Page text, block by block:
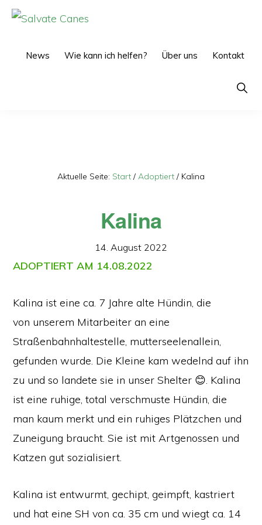
Zur
Zum
News Wie kann ich helfen? Über uns Kontakt
Show
Aktuelle Seite: Start / Adoptiert / Kalina
Kalina
14. August 2022
ADOPTIERT AM 14.08.2022
Kalina ist eine ca. 7 Jahre alte Hündin, die
von unserem Mitarbeiter an eine
Straßenbahnhaltestelle, mutterseelenallein,
gefunden wurde. Die Kleine kam wedelnd auf ihn
zu und so landete sie in unser Shelter 😊. Kalina
ist eine ruhige, total verschmuste Hündin, die
man kaum merkt und ein ruhiges Plätzchen und
Zuneigung braucht. Sie ist mit Artgenossen und
Katzen gut sozialisiert.
Kalina ist entwurmt, gechipt, geimpft, kastriert
und hat eine SH von ca. 35 cm und wiegt ca. 14